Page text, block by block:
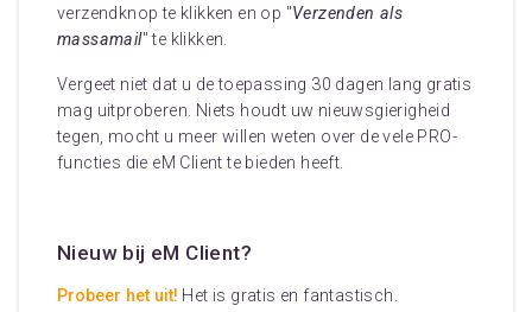
verzendknop te klikken en op "Verzenden als
massamail" te klikken.
Vergeet niet dat u de toepassing 30 dagen lang gratis
mag uitproberen. Niets houdt uw nieuwsgierigheid
tegen, mocht u meer willen weten over de vele PRO-
functies die eM Client te bieden heeft.
Nieuw bij eM Client?
Probeer het uit! Het is gratis en fantastisch.